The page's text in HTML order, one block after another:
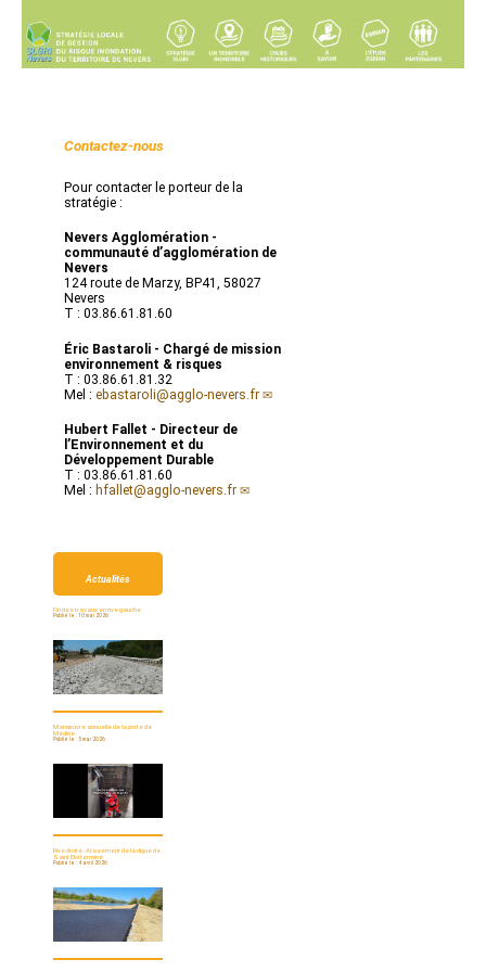
Contactez-nous
Pour contacter le porteur de la
stratégie :
Nevers Agglomération -
communauté d’agglomération de
Nevers
124 route de Marzy, BP41, 58027
Nevers
T : 03.86.61.81.60
Éric Bastaroli - Chargé de mission
environnement & risques
T : 03.86.61.81.32
Mel : ebastaroli@agglo-nevers.fr
Hubert Fallet - Directeur de
l’Environnement et du
Développement Durable
T : 03.86.61.81.60
Mel : hfallet@agglo-nevers.fr
Actualités
Fin des travaux en rive gauche
Publié le : 10 mai 2026
Manœuvre annuelle de la porte de
Médine
Publié le : 5 mai 2026
Rive droite : Arasement de la digue de
Saint Eloi terminé
Publié le : 4 avril 2026